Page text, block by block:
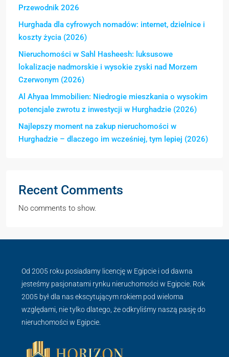
Przewodnik 2026
Hurghada dla cyfrowych nomadów: internet, dzielnice i
koszty życia (2026)
Nieruchomości w Sahl Hasheesh: luksusowe
lokalizacje nadmorskie i wysokie zyski nad Morzem
Czerwonym (2026)
Al Ahyaa Immobilien: Niedrogie mieszkania o wysokim
potencjale zwrotu z inwestycji w Hurghadzie (2026)
Najlepszy moment na zakup nieruchomości w
Hurghadzie – dlaczego im wcześniej, tym lepiej (2026)
Recent Comments
No comments to show.
Od 2005 roku posiadamy licencję w Egipcie i od dawna
jesteśmy pasjonatami rynku nieruchomości w Egipcie. Rok
2005 był dla nas ekscytującym rokiem pod wieloma
względami, nie tylko dlatego, że odkryliśmy naszą pasję do
nieruchomości w Egipcie.